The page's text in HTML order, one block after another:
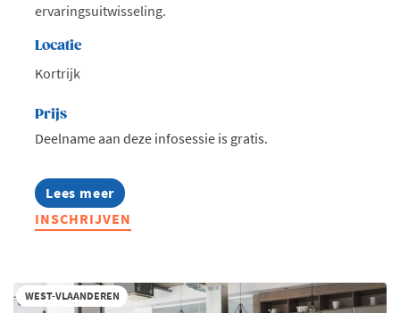
ervaringsuitwisseling.
Locatie
Kortrijk
Prijs
Deelname aan deze infosessie is gratis.
Lees meer
about
Infosessie:
MBA
INSCHRIJVEN
WEST-VLAANDEREN